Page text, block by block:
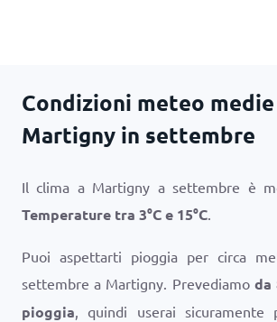
Condizioni meteo medie
Martigny in settembre
Il clima a Martigny a settembre è
Temperature tra 3°Ce 15°C.
Puoi aspettarti pioggia per circa
settembre a Martigny. Prevediamo da
pioggia, quindi userai sicuramente